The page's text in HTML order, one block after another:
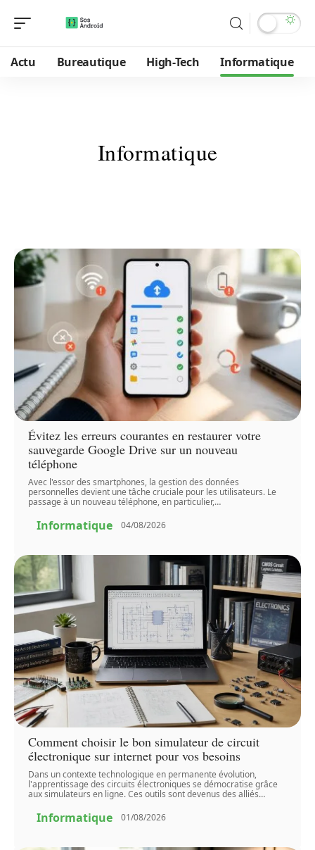
Actu Bureautique High-Tech Informatique
Informatique
Évitez les erreurs courantes en restaurer votre
sauvegarde Google Drive sur un nouveau
téléphone
Avec l'essor des smartphones, la gestion des données
personnelles devient une tâche cruciale pour les utilisateurs. Le
passage à un nouveau téléphone, en particulier,…
Informatique 04/08/2026
Comment choisir le bon simulateur de circuit
électronique sur internet pour vos besoins
Dans un contexte technologique en permanente évolution,
l'apprentissage des circuits électroniques se démocratise grâce
aux simulateurs en ligne. Ces outils sont devenus des alliés…
Informatique 01/08/2026